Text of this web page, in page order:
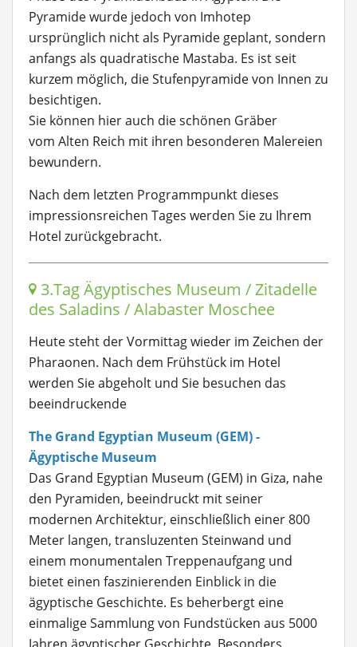
Pyramide wurde jedoch von Imhotep
ursprünglich nicht als Pyramide geplant, sondern
anfangs als quadratische Mastaba. Es ist seit
kurzem möglich, die Stufenpyramide von Innen zu
besichtigen.
Sie können hier auch die schönen Gräber
vom Alten Reich mit ihren besonderen Malereien
bewundern.
Nach dem letzten Programmpunkt dieses
impressionsreichen Tages werden Sie zu Ihrem
Hotel zurückgebracht.
3.Tag Ägyptisches Museum / Zitadelle
des Saladins / Alabaster Moschee
Heute steht der Vormittag wieder im Zeichen der
Pharaonen. Nach dem Frühstück im Hotel
werden Sie abgeholt und Sie besuchen das
beeindruckende
The Grand Egyptian Museum (GEM) -
Ägyptische Museum
Das Grand Egyptian Museum (GEM) in Giza, nahe
den Pyramiden, beeindruckt mit seiner
modernen Architektur, einschließlich einer 800
Meter langen, transluzenten Steinwand und
einem monumentalen Treppenaufgang und
bietet einen faszinierenden Einblick in die
ägyptische Geschichte. Es beherbergt eine
einmalige Sammlung von Fundstücken aus 5000